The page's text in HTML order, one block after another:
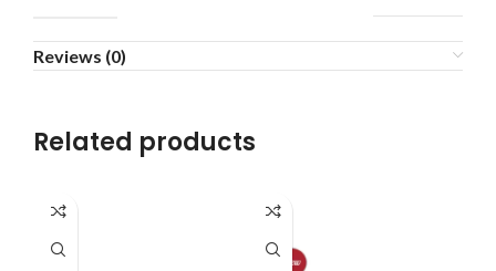
Reviews (0)
Related products